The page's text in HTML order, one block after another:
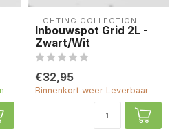
LIGHTING COLLECTION
Inbouwspot Grid 2L -
Zwart/Wit
€32,95
Binnenkort weer Leverbaar